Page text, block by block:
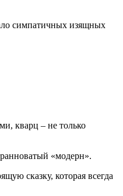
симпатичных изящных
кварц – не только
«модерн».
сказку, которая всегда